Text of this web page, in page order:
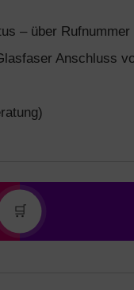
– über
Anschluss
🛒